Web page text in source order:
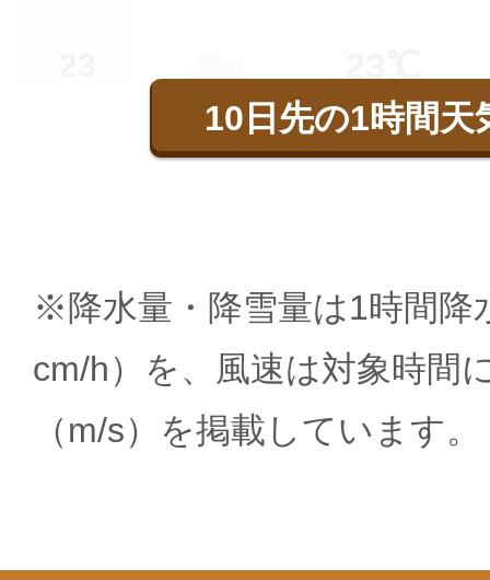
10日先の1時間天
※降水量・降雪量は1時間降
cm/h）を、風速は対象時間
（m/s）を掲載しています。